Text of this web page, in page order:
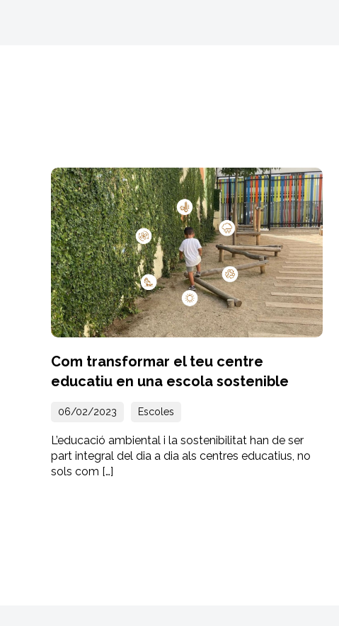
Com transformar el teu centre
educatiu en una escola sostenible
06/02/2023 Escoles
L’educació ambiental i la sostenibilitat han de ser
part integral del dia a dia als centres educatius, no
sols com […]